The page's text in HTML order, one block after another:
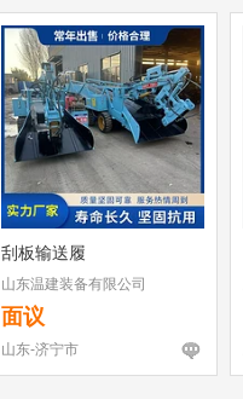
刮板输送履
山东温建装备有限公司
面议
山东-济宁市